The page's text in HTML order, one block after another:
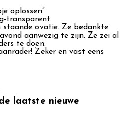
oplossen”
staande ovatie. Ze bedankte
aanwezig te zijn. Ze zei al
te doen.
Zeker en vast eens
laatste nieuwe